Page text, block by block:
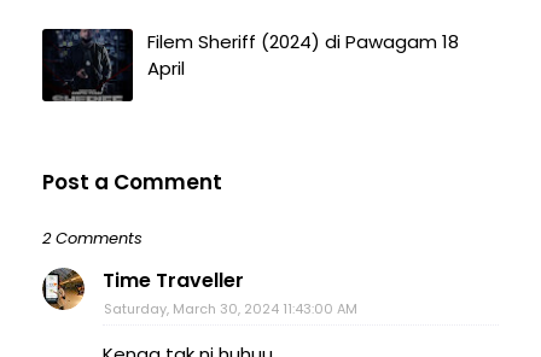
Filem Sheriff (2024) di Pawagam 18
April
Post a Comment
2 Comments
Time Traveller
Saturday, March 30, 2024 11:43:00 AM